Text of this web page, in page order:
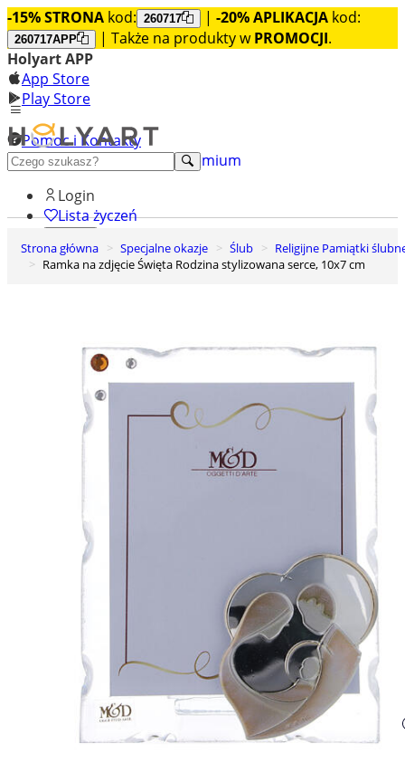
-15% STRONA kod: 260717 | -20% APLIKACJA kod:
260717APP | Także na produkty wPROMOCJI.
Holyart APP
App Store
Play Store
Pomoc i Kontakty
+48 222 922 860
Odkryj premium
Login
Lista życzeń
0
Koszyk
Strona główna Specjalne okazje Ślub
Religijne Pamiątki
Ramka na zdjęcie Święta Rodzina stylizowana serce, 10x7 cm